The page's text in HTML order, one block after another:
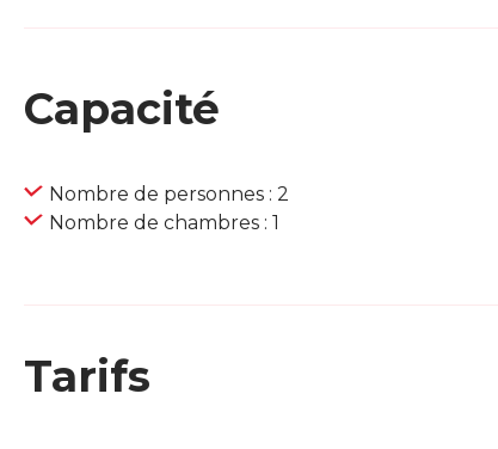
Capacité
Nombre de personnes : 2
Nombre de chambres : 1
Tarifs